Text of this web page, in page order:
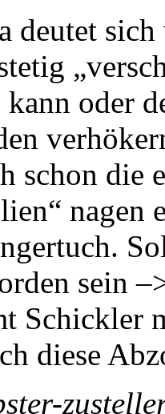
deutet
oder
schon die
nagen
sein
Schickler
diese